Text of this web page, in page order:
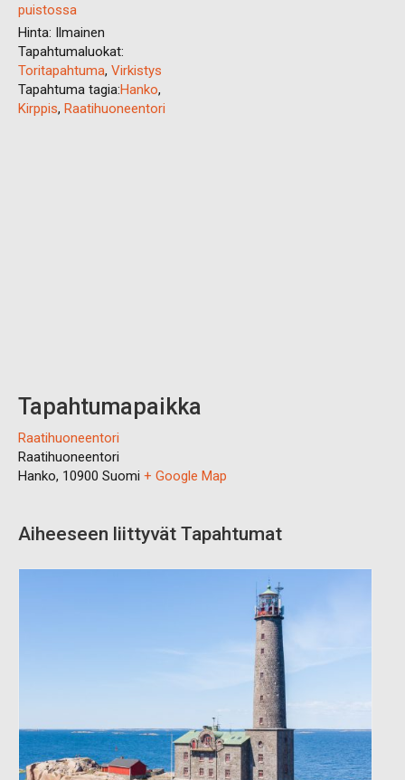
puistossa
Hinta: Ilmainen
Tapahtumaluokat:
Toritapahtuma, Virkistys
Tapahtuma tagia:Hanko,
Kirppis, Raatihuoneentori
Tapahtumapaikka
Raatihuoneentori
Raatihuoneentori
Hanko, 10900 Suomi + Google Map
Aiheeseen liittyvät Tapahtumat